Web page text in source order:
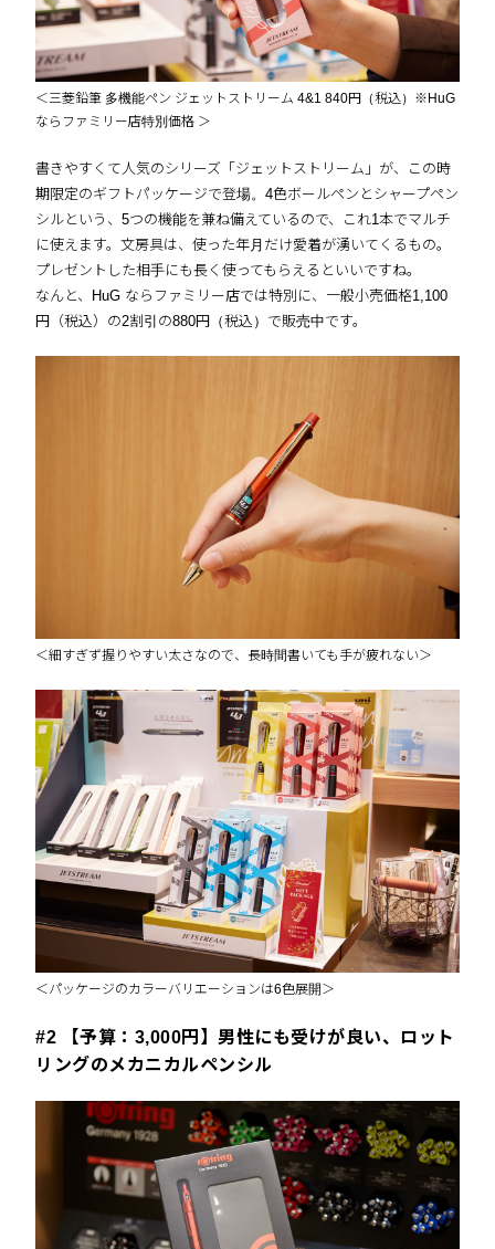
＜三菱鉛筆 多機能ペン ジェットストリーム 4&1 840円（税込）※HuG
ならファミリー店特別価格 ＞
書きやすくて人気のシリーズ「ジェットストリーム」が、この時
期限定のギフトパッケージで登場。4色ボールペンとシャープペン
シルという、5つの機能を兼ね備えているので、これ1本でマルチ
に使えます。文房具は、使った年月だけ愛着が湧いてくるもの。
プレゼントした相手にも長く使ってもらえるといいですね。
なんと、HuG ならファミリー店では特別に、一般小売価格1,100
円（税込）の2割引の880円（税込）で販売中です。
＜細すぎず握りやすい太さなので、長時間書いても手が疲れない＞
＜パッケージのカラーバリエーションは6色展開＞
#2 【予算：3,000円】男性にも受けが良い、ロット
リングのメカニカルペンシル